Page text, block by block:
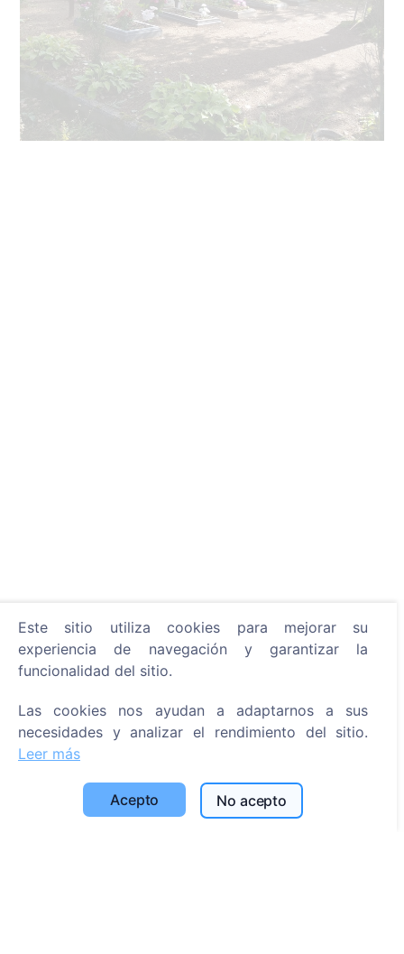
Información
Acerca de CEMETY
Eventos
Política de privacidad
Política de pagos
Este sitio utiliza cookies para mejorar su
experiencia de navegación y garantizar la
funcionalidad del sitio.
Las cookies nos ayudan a adaptarnos a sus
necesidades y analizar el rendimiento del sitio.
Leer más
Acepto No acepto